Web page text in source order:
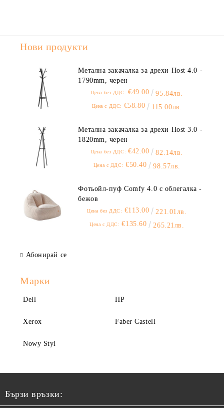
Нови продукти
Метална закачалка за дрехи Host 4.0 -
1790mm, черен
Цена без ДДС: €49.00 95.84лв.
Цена с ДДС: €58.80 115.00лв.
Метална закачалка за дрехи Host 3.0 -
1820mm, черен
Цена без ДДС: €42.00 82.14лв.
Цена с ДДС: €50.40 98.57лв.
Фотьойл-пуф Comfy 4.0 с облегалка -
бежов
Цена без ДДС: €113.00 221.01лв.
Цена с ДДС: €135.60 265.21лв.
Абонирай се
Марки
Dell HP
Xerox Faber Castell
Nowy Styl
Бързи връзки: